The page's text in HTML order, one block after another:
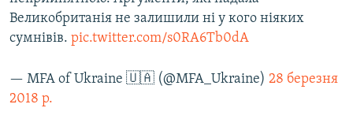
Великобританія не залишили ні у кого ніяких
сумнівів. pic.twitter.com/s0RA6Tb0dA
— MFA of Ukraine 🇺🇦 (@MFA_Ukraine) 28 березня
2018 р.